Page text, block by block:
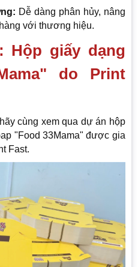
Dễ dàng phân hủy, nâng
với thương hiệu.
Hộp giấy dạng
do Print
cùng xem qua dự án hộp
"Food 33Mama" được gia
Fast.